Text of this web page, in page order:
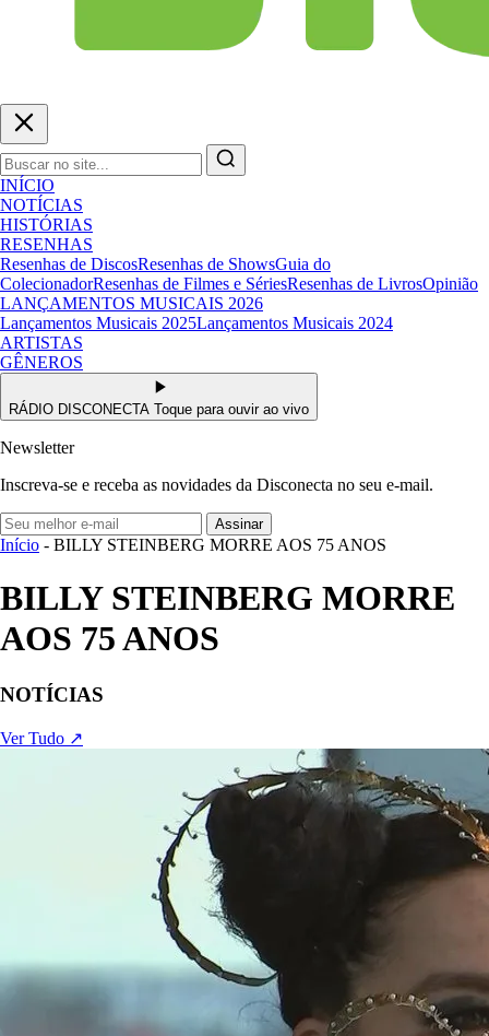
INÍCIO
NOTÍCIAS
HISTÓRIAS
RESENHAS
Resenhas de DiscosResenhas de ShowsGuia do
ColecionadorResenhas de Filmes e SériesResenhas de LivrosOpinião
LANÇAMENTOS MUSICAIS 2026
Lançamentos Musicais 2025Lançamentos Musicais 2024
ARTISTAS
GÊNEROS
RÁDIO DISCONECTA Toque para ouvir ao vivo
Newsletter
Inscreva-se e receba as novidades da Disconecta no seu e-mail.
Assinar
Início - BILLY STEINBERG MORRE AOS 75 ANOS
BILLY STEINBERG MORRE
AOS 75 ANOS
NOTÍCIAS
Ver Tudo ↗